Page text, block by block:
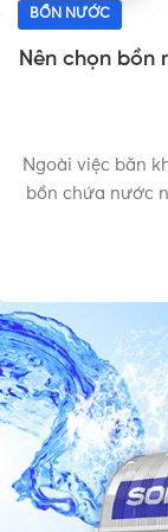
BỒN NƯỚC
Nên chọn bồn
Ngoài việc băn
bồn chứa nước